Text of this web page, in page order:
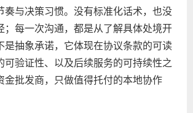
奏与决策习惯。没有标准化话术，也没
；每一次沟通，都是从了解具体处境开
是抽象承诺，它体现在协议条款的可读
可验证性、以及后续服务的可持续性之
金批发商，只做值得托付的本地协作